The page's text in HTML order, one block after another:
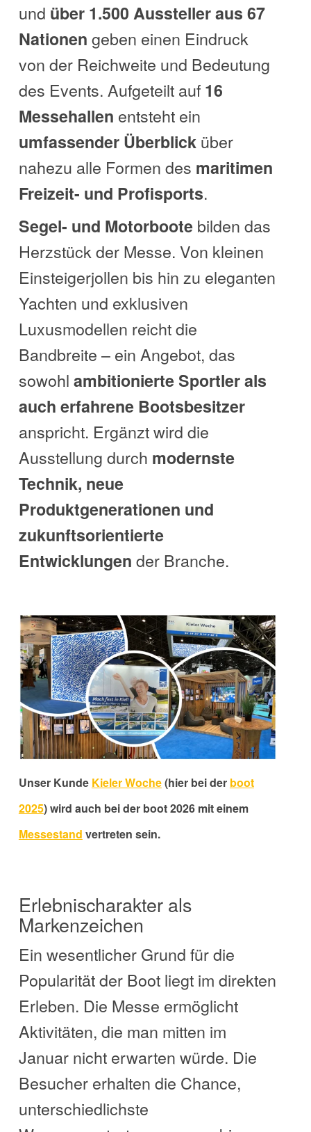
und über 1.500 Aussteller aus 67
Nationen geben einen Eindruck
von der Reichweite und Bedeutung
des Events. Aufgeteilt auf 16
Messehallen entsteht ein
umfassender Überblicküber
nahezu alle Formen des maritimen
Freizeit- und Profisports.
Segel- und Motorbootebilden das
Herzstück der Messe. Von kleinen
Einsteigerjollen bis hin zu eleganten
Yachten und exklusiven
Luxusmodellen reicht die
Bandbreite – ein Angebot, das
sowohl ambitionierte Sportler als
auch erfahrene Bootsbesitzer
anspricht. Ergänzt wird die
Ausstellung durch modernste
Technik, neue
Produktgenerationen und
zukunftsorientierte
Entwicklungen der Branche.
Unser Kunde Kieler Woche(hier bei der boot
2025) wird auch bei der boot 2026 mit einem
Messestand vertreten sein.
Erlebnischarakter als
Markenzeichen
Ein wesentlicher Grund für die
Popularität der Boot liegt im direkten
Erleben. Die Messe ermöglicht
Aktivitäten, die man mitten im
Januar nicht erwarten würde. Die
Besucher erhalten die Chance,
unterschiedlichste